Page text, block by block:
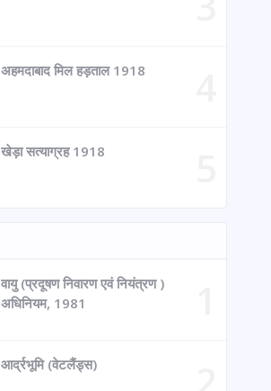
अहमदाबाद मिल हड़ताल 1918
खेड़ा सत्याग्रह 1918
वायु (प्रदूषण निवारण एवं नियंत्रण )
अधिनियम, 1981
आर्द्रभूमि (वेटलैंड्स)